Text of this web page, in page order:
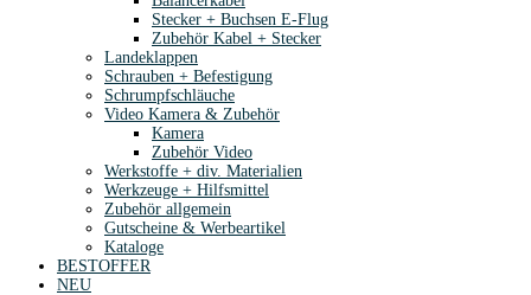
Stecker + Buchsen E-Flug
Zubehör Kabel + Stecker
Landeklappen
Schrauben + Befestigung
Schrumpfschläuche
Video Kamera & Zubehör
Kamera
Zubehör Video
Werkstoffe + div. Materialien
Werkzeuge + Hilfsmittel
Zubehör allgemein
Gutscheine & Werbeartikel
Kataloge
BESTOFFER
NEU